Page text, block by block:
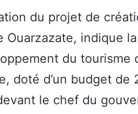
du projet de
indique
du tourisme
doté d’un budget de
le chef du